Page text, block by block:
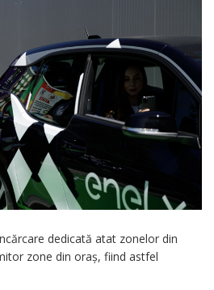
dedicată atat zonelor din
zone din oraș, fiind astfel